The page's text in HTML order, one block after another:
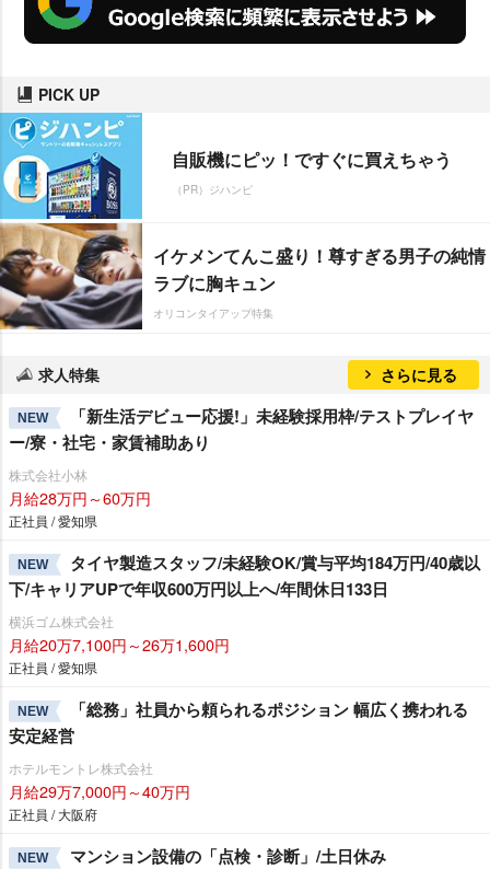
PICK UP
自販機にピッ！ですぐに買えちゃう
（PR）ジハンピ
イケメンてんこ盛り！尊すぎる男子の純情
ラブに胸キュン
オリコンタイアップ特集
求人特集 さらに見る
NEW
「新生活デビュー応援!」未経験採用枠/テストプレイヤ
ー/寮・社宅・家賃補助あり
株式会社小林
月給28万円～60万円
正社員 / 愛知県
NEW
タイヤ製造スタッフ/未経験OK/賞与平均184万円/40歳以
下/キャリアUPで年収600万円以上へ/年間休日133日
横浜ゴム株式会社
月給20万7,100円～26万1,600円
正社員 / 愛知県
NEW
「総務」社員から頼られるポジション 幅広く携われる
安定経営
ホテルモントレ株式会社
月給29万7,000円～40万円
正社員 / 大阪府
NEW マンション設備の「点検・診断」/土日休み